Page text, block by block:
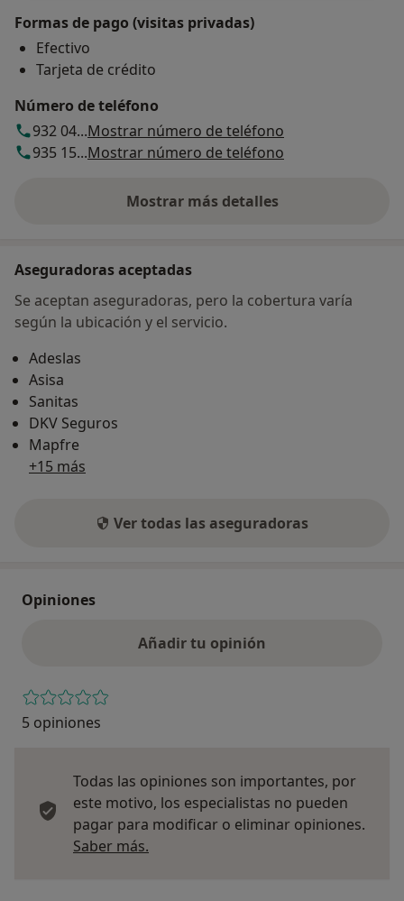
Formas de pago (visitas privadas)
Efectivo
Tarjeta de crédito
Número de teléfono
932 04...Mostrar número de teléfono
935 15...Mostrar número de teléfono
Mostrar más detalles
sobre la dirección
Aseguradoras aceptadas
Se aceptan aseguradoras, pero la cobertura varía
según la ubicación y el servicio.
Adeslas
Asisa
Sanitas
DKV Seguros
Mapfre
+15 más
Ver todas las aseguradoras
Opiniones
Añadir tu opinión
5 opiniones
Todas las opiniones son importantes, por
este motivo, los especialistas no pueden
pagar para modificar o eliminar opiniones.
Saber más.